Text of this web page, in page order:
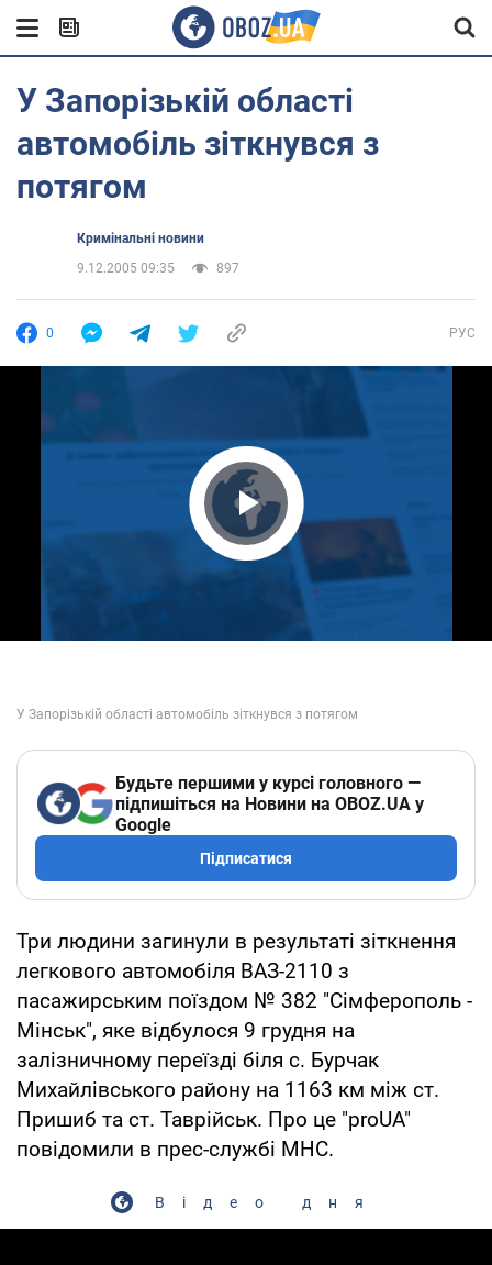
У Запорізькій області
автомобіль зіткнувся з
потягом
Кримінальні новини
9.12.2005 09:35
897
0 РУС
Play Video
Будьте першими у курсі головного —
підпишіться на Новини на OBOZ.UA у
Google
Підписатися
Три людини загинули в результаті зіткнення
легкового автомобіля ВАЗ-2110 з
пасажирським поїздом № 382 "Сімферополь -
Мінськ", яке відбулося 9 грудня на
залізничному переїзді біля с. Бурчак
Михайлівського району на 1163 км між ст.
Пришиб та ст. Таврійськ. Про це "proUA"
повідомили в прес-службі МНС.
Відео дня